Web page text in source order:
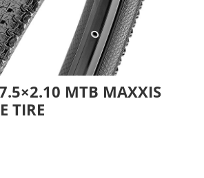
MTB MAXXIS
TIRE